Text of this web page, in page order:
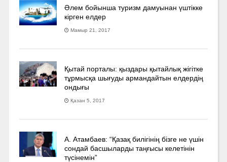
Әлем бойынша туризм дамуынан үштікке
кірген елдер
Мамыр 21, 2017
Қытай порталы: қыздары қытайлық жігітке
тұрмысқа шығуды армандайтын елдердің
ондығы
Қазан 5, 2017
А. Атамбаев: “Қазақ билігінің бізге не үшін
сондай басшыларды таңғысы келетінін
түсінемін”